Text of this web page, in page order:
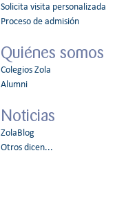
Solicita visita personalizada
Proceso de admisión
Quiénes somos
Colegios Zola
Alumni
Noticias
ZolaBlog
Otros dicen...